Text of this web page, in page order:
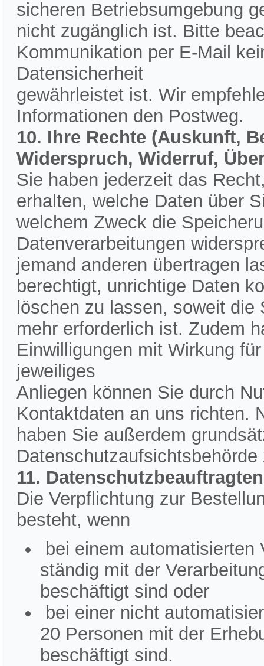
sicheren Betriebsumgebung
nicht zugänglich ist. Bitte
Kommunikation per E-Mail
Datensicherheit
gewährleistet ist. Wir
Informationen den Postweg.
10. Ihre Rechte (Auskunft,
Widerspruch, Widerruf,
Sie haben jederzeit das
erhalten, welche Daten über
welchem Zweck die
Datenverarbeitungen
jemand anderen übertragen
berechtigt, unrichtige Daten
löschen zu lassen, soweit
mehr erforderlich ist. Zudem
Einwilligungen mit Wirkung
jeweiliges
Anliegen können Sie durch
Kontaktdaten an uns richten.
haben Sie außerdem
11. Datenschutzbeauftragten
Die Verpflichtung zur
besteht, wenn
bei einem
ständig mit der
beschäftigt sind oder
bei einer nicht
20 Personen mit der
beschäftigt sind.